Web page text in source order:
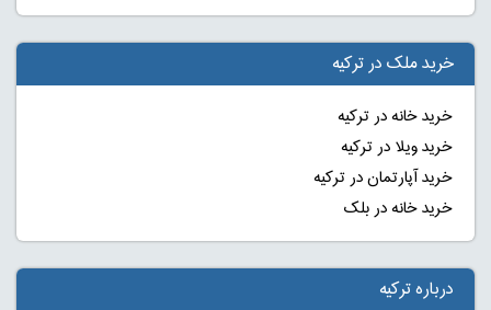
خرید ملک در ترکیه
خرید خانه در ترکیه
خرید ویلا در ترکیه
خرید آپارتمان در ترکیه
خرید خانه در بلک
درباره ترکیه